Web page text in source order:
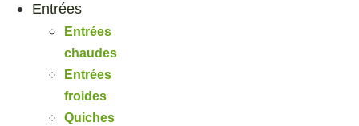
Entrées
Entrées
chaudes
Entrées
froides
Quiches